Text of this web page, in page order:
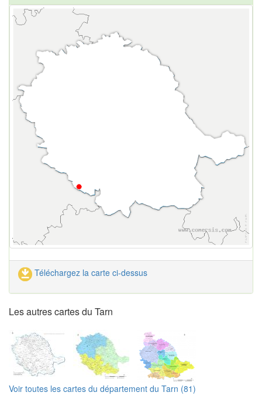
Téléchargez la carte ci-dessus
Les autres cartes du Tarn
Voir toutes les cartes du département du Tarn (81)